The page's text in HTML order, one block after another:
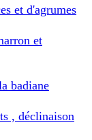
et d'agrumes
et
badiane
, déclinaison